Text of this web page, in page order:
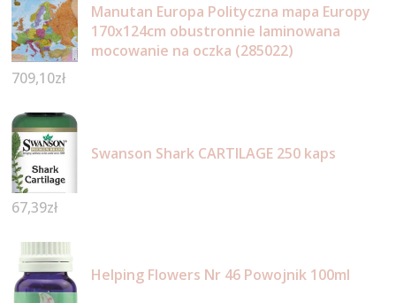
Manutan Europa Polityczna mapa Europy
170x124cm obustronnie laminowana
mocowanie na oczka (285022)
709,10zł
Swanson Shark CARTILAGE 250 kaps
67,39zł
Helping Flowers Nr 46 Powojnik 100ml